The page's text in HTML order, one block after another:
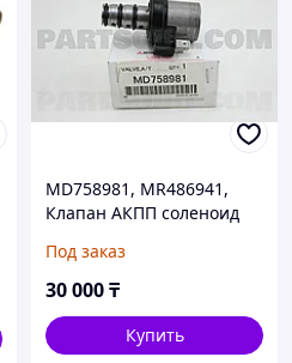
MD758981, MR486941,
Клапан АКПП соленоид
2003-2012, JAPAN
Под заказ
30 000₸
Купить